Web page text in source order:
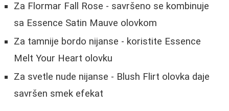
Za Flormar Fall Rose - savršeno se kombinuje
sa Essence Satin Mauve olovkom
Za tamnije bordo nijanse - koristite Essence
Melt Your Heart olovku
Za svetle nude nijanse - Blush Flirt olovka daje
savršen smek efekat